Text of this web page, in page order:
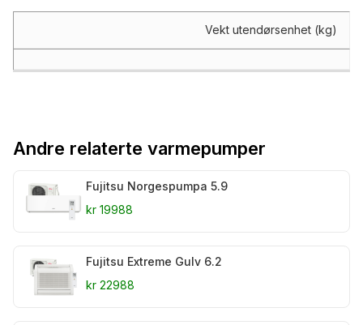
Vekt utendørsenhet (kg)
Andre relaterte varmepumper
Fujitsu Norgespumpa 5.9
kr 19988
Fujitsu Extreme Gulv 6.2
kr 22988